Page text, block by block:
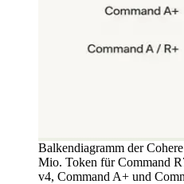
Balkendiagramm der
Mio. Token für Command
v4, Command A+ und